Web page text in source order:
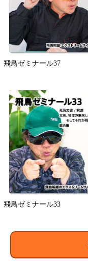
飛鳥ゼミナール37
飛鳥ゼミナール33